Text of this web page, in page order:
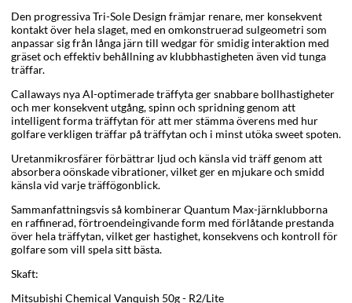
Den progressiva Tri-Sole Design främjar renare, mer konsekvent
kontakt över hela slaget, med en omkonstruerad sulgeometri som
anpassar sig från långa järn till wedgar för smidig interaktion med
gräset och effektiv behållning av klubbhastigheten även vid tunga
träffar.
Callaways nya AI-optimerade träffyta ger snabbare bollhastigheter
och mer konsekvent utgång, spinn och spridning genom att
intelligent forma träffytan för att mer stämma överens med hur
golfare verkligen träffar på träffytan och i minst utöka sweet spoten.
Uretanmikrosfärer förbättrar ljud och känsla vid träff genom att
absorbera oönskade vibrationer, vilket ger en mjukare och smidd
känsla vid varje träffögonblick.
Sammanfattningsvis så kombinerar Quantum Max-järnklubborna
en raffinerad, förtroendeingivande form med förlåtande prestanda
över hela träffytan, vilket ger hastighet, konsekvens och kontroll för
golfare som vill spela sitt bästa.
Skaft:
Mitsubishi Chemical Vanquish 50g - R2/Lite